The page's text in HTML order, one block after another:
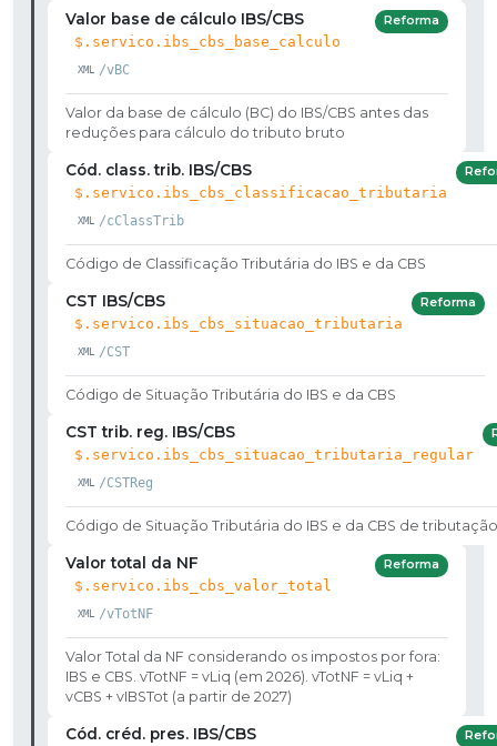
Valor base de cálculo IBS/CBS
$.servico.ibs_cbs_base_calculo
/vBC
Reforma
Valor da base de cálculo (BC) do IBS/CBS antes das
reduções para cálculo do tributo bruto
Cód. class. trib. IBS/CBS
$.servico.ibs_cbs_classificacao_tributaria
/cClassTrib
Código de Classificação Tributária do IBS e da CBS
CST IBS/CBS
$.servico.ibs_cbs_situacao_tributaria
/CST
Reforma
Código de Situação Tributária do IBS e da CBS
CST trib. reg. IBS/CBS
$.servico.ibs_cbs_situacao_tributaria_regular
/CSTReg
Código de Situação Tributária do IBS e da CBS de
Valor total da NF
$.servico.ibs_cbs_valor_total
/vTotNF
Reforma
Valor Total da NF considerando os impostos por fora:
IBS e CBS. vTotNF = vLiq (em 2026). vTotNF = vLiq +
vCBS + vIBSTot (a partir de 2027)
Cód. créd. pres. IBS/CBS